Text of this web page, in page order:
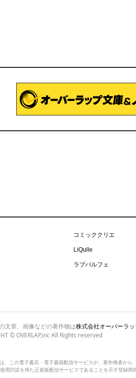
コミッククリエ
LiQulle
ラブパルフェ
文章、画像などの著作物は株式会社オーバーラ
© OVERLAP,inc All Rights reserved
、この電子書店・電子書籍配信サービスが、著作権者から
用許諾を得た正規版配信サービスであることを示す登録商